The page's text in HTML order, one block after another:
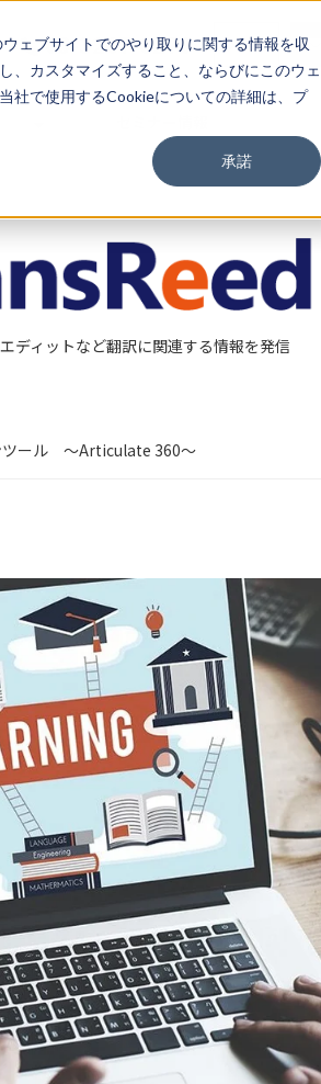
ェブサイトでのやり取りに関する情報を収
、カスタマイズすること、ならびにこのウェ
社で使用するCookieについての詳細は、プ
承諾
03-3267-0270 EN
ディットなど翻訳に関連する情報を発信
ツール ～Articulate 360～